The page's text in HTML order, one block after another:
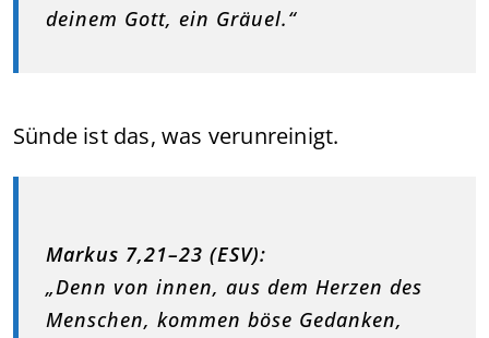
deinem Gott, ein Gräuel.“
Sünde ist das, was verunreinigt.
Markus 7,21–23 (ESV):
„Denn von innen, aus dem Herzen des
Menschen, kommen böse Gedanken,